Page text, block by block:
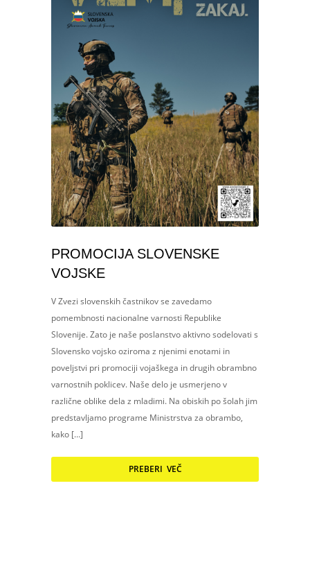
PROMOCIJA SLOVENSKE
VOJSKE
V Zvezi slovenskih častnikov se zavedamo
pomembnosti nacionalne varnosti Republike
Slovenije. Zato je naše poslanstvo aktivno sodelovati s
Slovensko vojsko oziroma z njenimi enotami in
poveljstvi pri promociji vojaškega in drugih obrambno
varnostnih poklicev. Naše delo je usmerjeno v
različne oblike dela z mladimi. Na obiskih po šolah jim
predstavljamo programe Ministrstva za obrambo,
kako […]
PREBERI VEČ